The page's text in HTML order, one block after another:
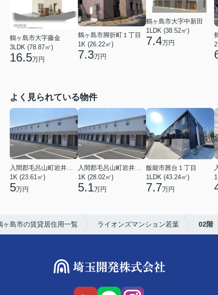
鶴ヶ島市大字藤金
3LDK (78.87㎡)
16.5万円
鶴ヶ島市脚折町１丁目
1K (26.22㎡)
7.3万円
鶴ヶ島市大字中新田
1LDK (38.52㎡)
7.4万円
よく見られている物件
入間郡毛呂山町岩井東１丁目
1K (23.61㎡)
5万円
入間郡毛呂山町岩井東１丁目
1K (28.02㎡)
5.1万円
飯能市茜台１丁目
1LDK (43.24㎡)
7.7万円
ヶ島市の賃貸居住用一覧 ライオンズマンション若葉 02階